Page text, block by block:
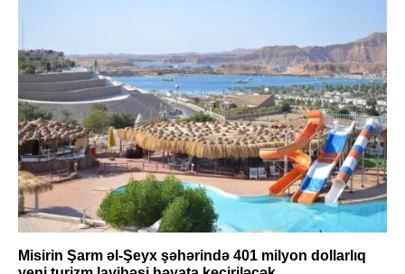
Misirin Şarm əl-Şeyx şəhərində 401 milyon dollarlıq